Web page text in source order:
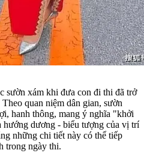
sườn xám khi đưa con đi thi đã trở
quan niệm dân gian, sườn
hanh thông, mang ý nghĩa "khởi
hướng dương - biểu tượng của vị trí
những chi tiết này có thể tiếp
trong ngày thi.